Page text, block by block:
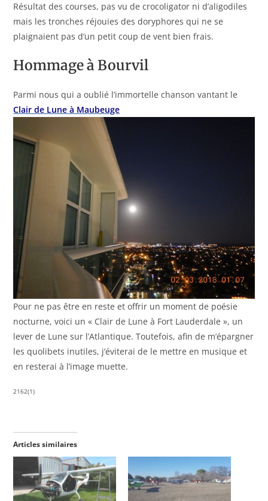
Résultat des courses, pas vu de crocoligator ni d’aligodiles
mais les tronches réjouies des doryphores qui ne se
plaignaient pas d’un petit coup de vent bien frais.
Hommage à Bourvil
Parmi nous qui a oublié l’immortelle chanson vantant le
Clair de Lune à Maubeuge
Pour ne pas être en reste et offrir un moment de poésie
nocturne, voici un « Clair de Lune à Fort Lauderdale », un
lever de Lune sur l’Atlantique. Toutefois, afin de m’épargner
les quolibets inutiles, j’éviterai de le mettre en musique et
en resterai à l’image muette.
2162(1)
Articles similaires